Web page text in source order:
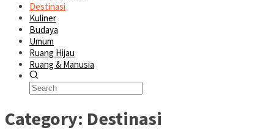
Destinasi
Kuliner
Budaya
Umum
Ruang Hijau
Ruang & Manusia
Category: Destinasi